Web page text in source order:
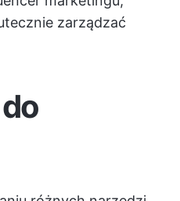
zarządzać